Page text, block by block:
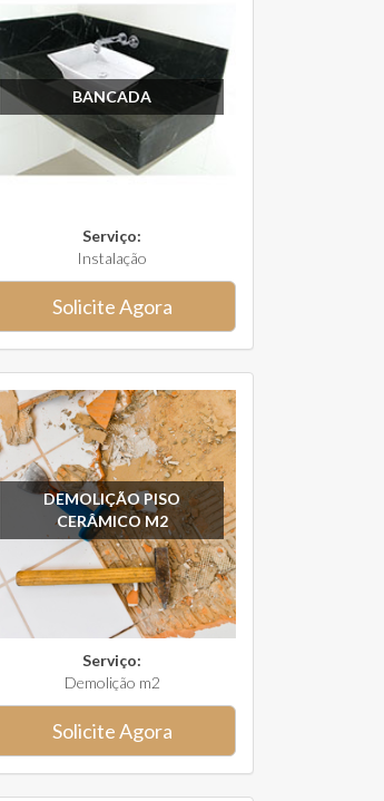
BANCADA
Serviço:
Instalação
Solicite Agora
DEMOLIÇÃO PISO
CERÂMICO M2
Serviço:
Demolição m2
Solicite Agora